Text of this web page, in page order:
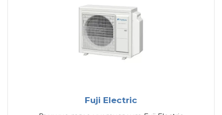
Fuji Electric